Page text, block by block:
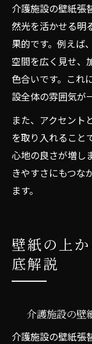
介護施設の壁紙張
然光を活かせる明
果的です。例えば
空間を広く見せ、
色合いです。これ
設全体の雰囲気が
また、アクセント
を取り入れること
心地の良さが増し
きやすさにもつな
ます。
壁紙の上
底解説
介護施設の壁
介護施設の壁紙張